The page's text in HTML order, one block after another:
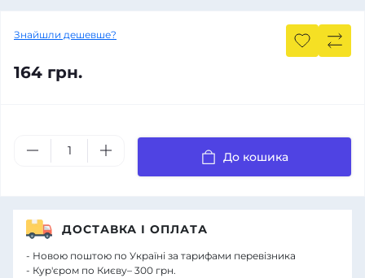
Знайшли дешевше?
164 грн.
До кошика
ДОСТАВКА І ОПЛАТА
- Новою поштою по Україні за тарифами перевізника
- Кур'єром по Києву– 300 грн.